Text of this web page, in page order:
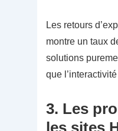
Les retours
montre un taux
solutions
que
3. Les
les sites